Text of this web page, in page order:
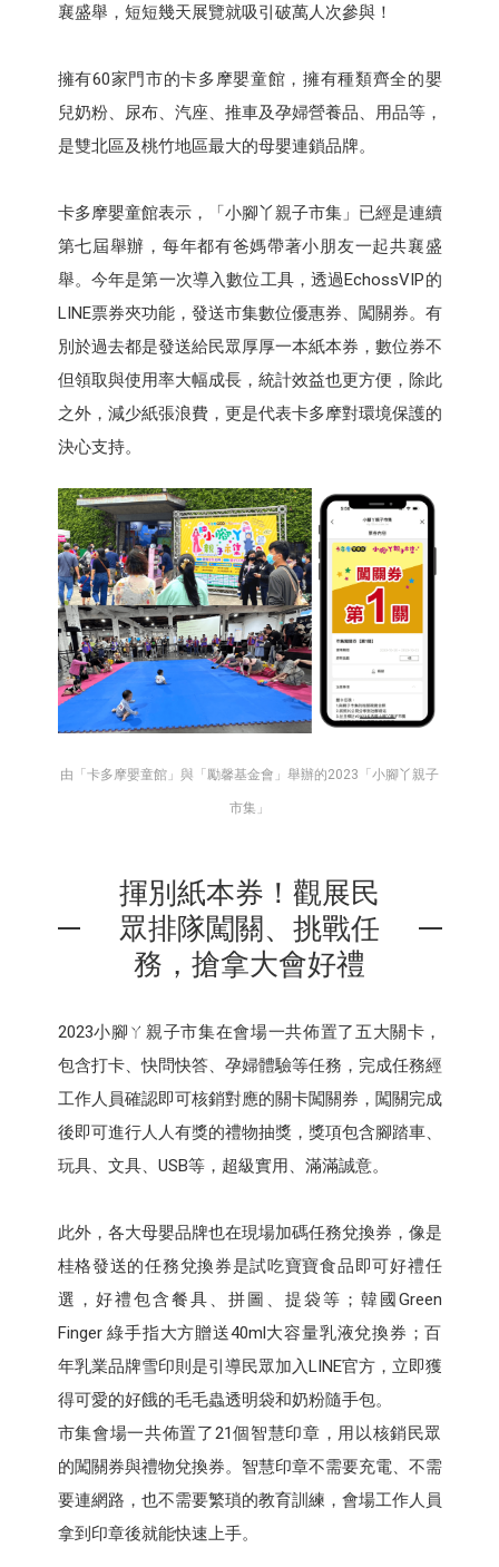
襄盛舉，短短幾天展覽就吸引破萬人次參與！
擁有60家門市的卡多摩嬰童館，擁有種類齊全的嬰
兒奶粉、尿布、汽座、推車及孕婦營養品、用品等，
是雙北區及桃竹地區最大的母嬰連鎖品牌。
卡多摩嬰童館表示，「小腳丫親子市集」已經是連續
第七屆舉辦，每年都有爸媽帶著小朋友一起共襄盛
舉。今年是第一次導入數位工具，透過EchossVIP的
LINE票券夾功能，發送市集數位優惠券、闖關券。有
別於過去都是發送給民眾厚厚一本紙本券，數位券不
但領取與使用率大幅成長，統計效益也更方便，除此
之外，減少紙張浪費，更是代表卡多摩對環境保護的
決心支持。
由「卡多摩嬰童館」與「勵馨基金會」舉辦的2023「小腳丫親子
市集」
揮別紙本券！觀展民
眾排隊闖關、挑戰任
務，搶拿大會好禮
2023小腳ㄚ親子市集在會場一共佈置了五大關卡，
包含打卡、快問快答、孕婦體驗等任務，完成任務經
工作人員確認即可核銷對應的關卡闖關券，闖關完成
後即可進行人人有獎的禮物抽獎，獎項包含腳踏車、
玩具、文具、USB等，超級實用、滿滿誠意。
此外，各大母嬰品牌也在現場加碼任務兌換券，像是
桂格發送的任務兌換券是試吃寶寶食品即可好禮任
選，好禮包含餐具、拼圖、提袋等；韓國Green
Finger 綠手指大方贈送40ml大容量乳液兌換券；百
年乳業品牌雪印則是引導民眾加入LINE官方，立即獲
得可愛的好餓的毛毛蟲透明袋和奶粉隨手包。
市集會場一共佈置了21個智慧印章，用以核銷民眾
的闖關券與禮物兌換券。智慧印章不需要充電、不需
要連網路，也不需要繁瑣的教育訓練，會場工作人員
拿到印章後就能快速上手。